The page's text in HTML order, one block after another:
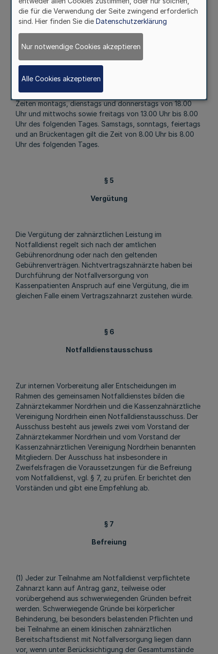
Notfalldienst
Der Notfalldienst wird in den sprechstundenfreien Zeiten
durchgeführt. Als sprechstundenfreie Zeiten gelten die
Zeiten montags, dienstags und donnerstags von 18.00
Uhr und mittwochs sowie freitags von 13.00 Uhr bis 8.00
Uhr des folgenden Tages. Samstags, sonntags, feiertags
und an Brückentagen gilt die Zeit von 8.00 Uhr bis 8.00
Uhr des folgenden Tages.
§ 5
Vergütung
Die Vergütung der zahnärztlichen Leistung im
Notfalldienst regelt sich nach der amtlichen
Gebührenordnung oder nach den geltenden
Gebührenverträgen. Nichtvertragszahnärzte haben bei
Durchführung der Notfallversorgung von
Kassenpatienten Anspruch auf eine Vergütung, die im
gleichen Falle einem Vertragszahnarzt zustehen würde.
§ 6
Notfalldienstausschuss
Zur internen Vorbereitung aller Entscheidungen im
Rahmen des gemeinsamen Notfalldienstes bilden die
Zahnärztekammer Nordrhein und die Kassenzahnärztliche
Vereinigung Nordrhein einen Notfalldienstausschuss. Der
Ausschuss besteht aus jeweils zwei vom Vorstand der
Zahnärztekammer Nordrhein und vom Vorstand der
Kassenzahnärztlichen Vereinigung Nordrhein benannten
Mitgliedern. Der Ausschuss hat insbesondere in
Zweifelsfragen die Voraussetzungen für die Befreiung
vom Notfalldienst, vgl. § 7, zu prüfen. Er berichtet den
Vorständen und gibt eine Empfehlung ab.
§ 7
Befreiung
(1) Jeder zur Teilnahme am Notfalldienst verpflichtete
Zahnarzt kann auf Antrag ganz, teilweise oder
vorübergehend aus schwerwiegenden Gründen befreit
werden. Schwerwiegende Gründe bei körperlicher
Behinderung, bei besonders belastenden Pflichten und
bei Teilnahme an einem klinischen zahnärztlichen
Bereitschaftsdienst mit Notfallversorgung liegen dann
vor, wenn unter Berücksichtigung der Gesamtumstände
die für die Verwendung der Seite zwingend erforderlich
sind. Hier finden Sie die Datenschutzerklärung
Nur notwendige Cookies akzeptieren
Alle Cookies akzeptieren